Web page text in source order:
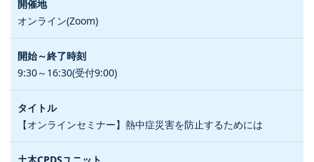
オンライン(Zoom)
9:30～16:30(受付9:00)
【オンラインセミナー】熱中症災害を防止するためには